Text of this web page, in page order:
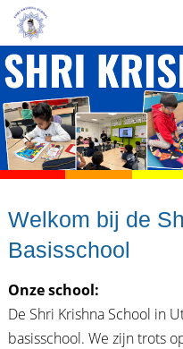
Welkom bij de
Basisschool
Onze school:
De Shri Krishna School in
basisschool. We zijn trots